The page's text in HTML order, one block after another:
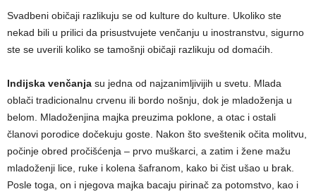
Svadbeni običaji razlikuju se od kulture do kulture. Ukoliko ste
nekad bili u prilici da prisustvujete venčanju u inostranstvu, sigurno
ste se uverili koliko se tamošnji običaji razlikuju od domaćih.
Indijska venčanja su jedna od najzanimljivijih u svetu. Mlada
oblači tradicionalnu crvenu ili bordo nošnju, dok je mladoženja u
belom. Mladoženjina majka preuzima poklone, a otac i ostali
članovi porodice dočekuju goste. Nakon što sveštenik očita molitvu,
počinje obred pročišćenja – prvo muškarci, a zatim i žene mažu
mladoženji lice, ruke i kolena šafranom, kako bi čist ušao u brak.
Posle toga, on i njegova majka bacaju pirinač za potomstvo, kao i